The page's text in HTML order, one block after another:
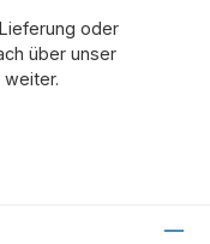
oder
über unser